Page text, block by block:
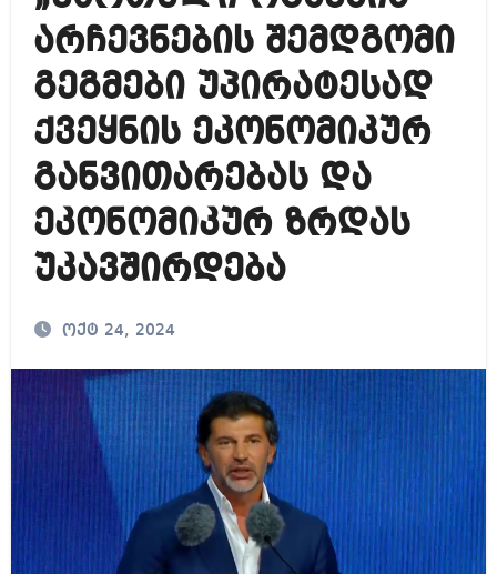
არჩევნების შემდგომი
გეგმები უპირატესად
ქვეყნის ეკონომიკურ
განვითარებას და
ეკონომიკურ ზრდას
უკავშირდება
ოქტ 24, 2024